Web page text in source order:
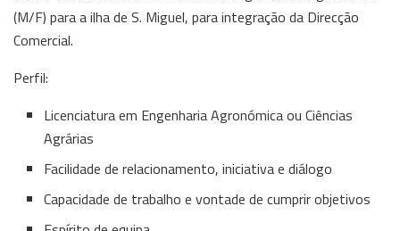
(M/F) para a ilha de S. Miguel, para integração da Direcção
Comercial.
Perfil:
Licenciatura em Engenharia Agronómica ou Ciências
Agrárias
Facilidade de relacionamento, iniciativa e diálogo
Capacidade de trabalho e vontade de cumprir objetivos